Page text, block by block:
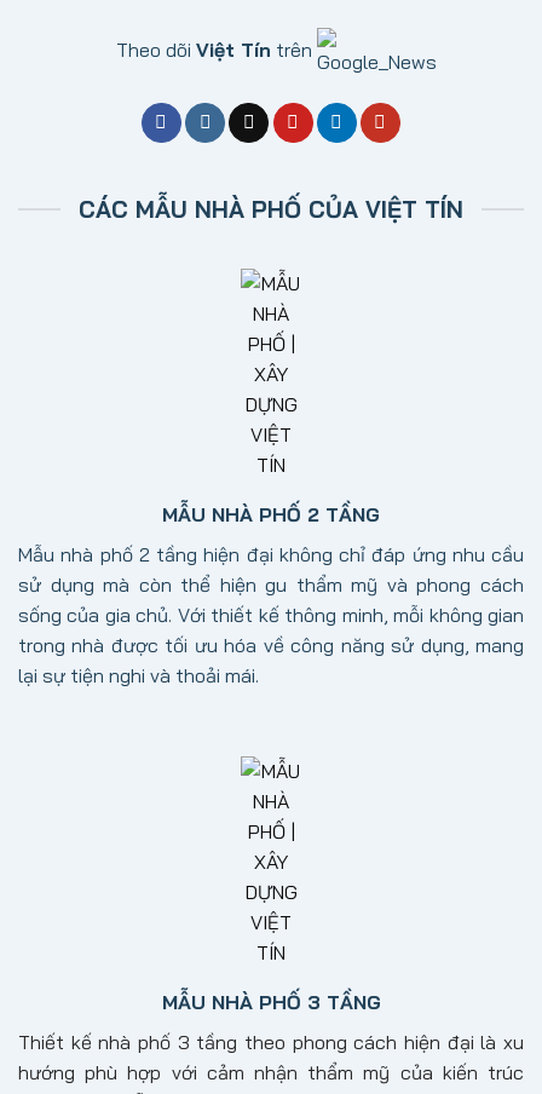
Theo dõi Việt Tín trên
CÁC MẪU NHÀ PHỐ CỦA VIỆT TÍN
MẪU NHÀ PHỐ 2 TẦNG
Mẫu nhà phố 2 tầng hiện đại không chỉ đáp ứng nhu cầu
sử dụng mà còn thể hiện gu thẩm mỹ và phong cách
sống của gia chủ. Với thiết kế thông minh, mỗi không gian
trong nhà được tối ưu hóa về công năng sử dụng, mang
lại sự tiện nghi và thoải mái.
MẪU NHÀ PHỐ 3 TẦNG
Thiết kế nhà phố 3 tầng theo phong cách hiện đại là xu
hướng phù hợp với cảm nhận thẩm mỹ của kiến trúc